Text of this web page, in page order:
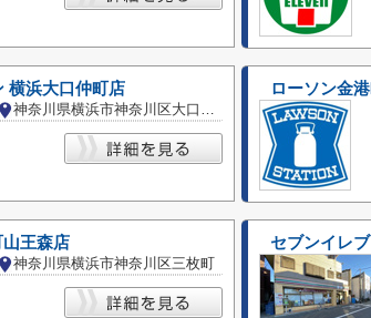
横浜大口仲町店
神奈川県横浜市神奈川区大口仲町
ローソン金
山王森店
神奈川県横浜市神奈川区三枚町
セブンイレ